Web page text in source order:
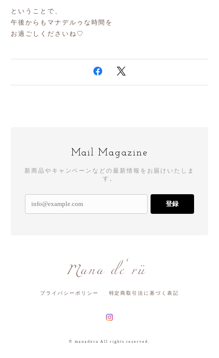
ということで、
午後からもマナデルゥな時間を
お過ごしくださいね♡
Mail Magazine
新商品やキャンペーンなどの最新情報をお届けいたしま
す。
登録
プライバシーポリシー 特定商取引法に基づく表記
© manaderu All rights reserved.